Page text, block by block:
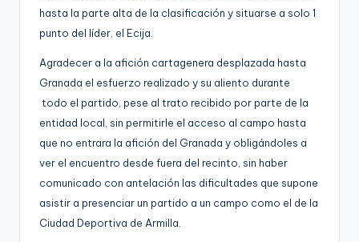
hasta la parte alta de la clasificación y situarse a solo 1
punto del líder, el Ecija.
Agradecer a la afición cartagenera desplazada hasta
Granada el esfuerzo realizado y su aliento durante
todo el partido, pese al trato recibido por parte de la
entidad local, sin permitirle el acceso al campo hasta
que no entrara la afición del Granada y obligándoles a
ver el encuentro desde fuera del recinto, sin haber
comunicado con antelación las dificultades que supone
asistir a presenciar un partido a un campo como el de la
Ciudad Deportiva de Armilla.